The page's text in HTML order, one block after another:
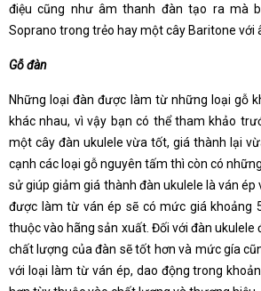
điệu cũng như âm thanh đàn tạo ra mà
Soprano trong trẻo hay một cây Baritone với
Gỗ đàn
Những loại đàn được làm từ những loại gỗ
khác nhau, vì vậy bạn có thể tham khảo
một cây đàn ukulele vừa tốt, giá thành lại
cạnh các loại gỗ nguyên tấm thì còn có
sử giúp giảm giá thành đàn ukulele là ván ép
được làm từ ván ép sẽ có mức giá khoảng
thuộc vào hãng sản xuất. Đối với đàn ukulele
chất lượng của đàn sẽ tốt hơn và mức gía
với loại làm từ ván ép, dao động trong